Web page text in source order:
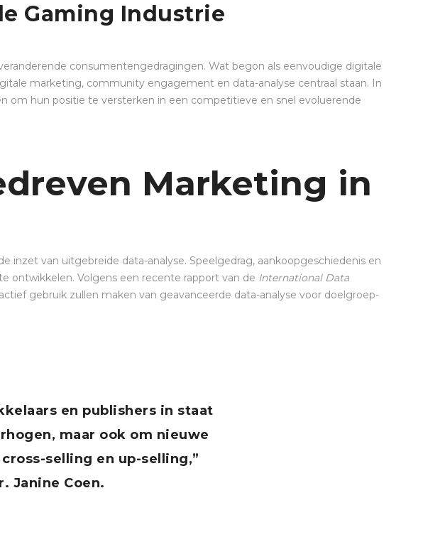
Gaming Industrie
consumentengedragingen. Wat begon als eenvoudige digitale
marketing, community engagement en data-analyse centraal staan. In
om hun positie te versterken in een competitieve en snel evoluerende
Marketing in
van uitgebreide data-analyse. Speelgedrag, aankoopgeschiedenis en
ontwikkelen. Volgens een recente rapport van de International Data
gebruik zullen maken van geavanceerde data-analyse voor doelgroep-
en publishers in staat
maar ook om nieuwe
selling en up-selling,”
Janine Coen.